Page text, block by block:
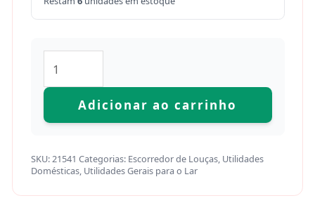
Adicionar ao carrinho
SKU:21541 Categorias: Escorredor de Louças, Utilidades
Domésticas, Utilidades Gerais para o Lar